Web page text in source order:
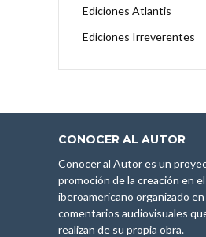
Ediciones Atlantis
Ediciones Irreverentes
CONOCER AL AUTOR
Conocer al Autor es un
promoción de la creación en
iberoamericano organizado
comentarios audiovisuales
realizan de su propia obra.